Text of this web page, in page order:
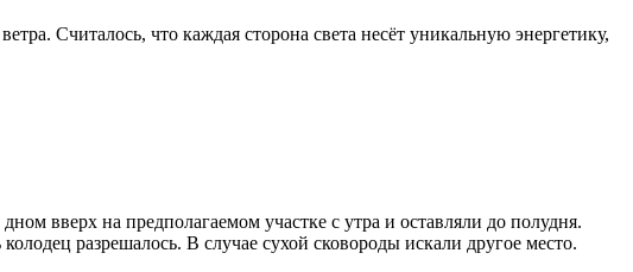
Считалось, что каждая сторона света несёт уникальную энергетику,
вверх на предполагаемом участке с утра и оставляли до полудня.
разрешалось. В случае сухой сковороды искали другое место.